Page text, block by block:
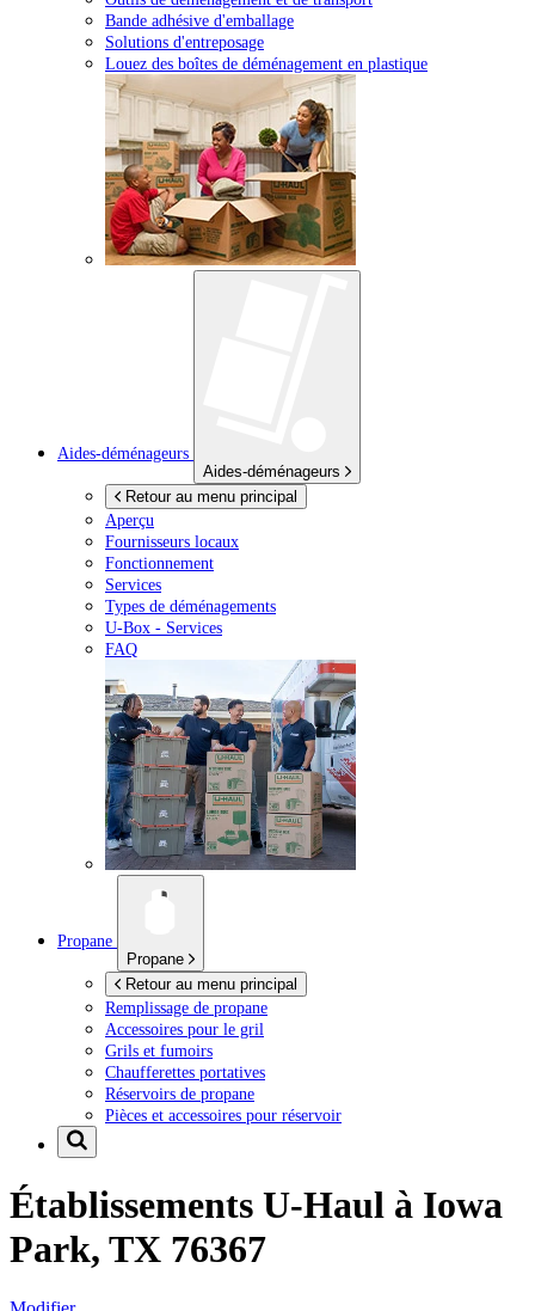
Bande adhésive d'emballage
Solutions d'entreposage
Louez des boîtes de déménagement en plastique
Aides-déménageurs
Aides-déménageurs
Retour au menu principal
Aperçu
Fournisseurs locaux
Fonctionnement
Services
Types de déménagements
U-Box - Services
FAQ
Propane
Propane
Retour au menu principal
Remplissage de propane
Accessoires pour le gril
Grils et fumoirs
Chaufferettes portatives
Réservoirs de propane
Pièces et accessoires pour réservoir
Établissements U-Haul à Iowa
Park, TX 76367